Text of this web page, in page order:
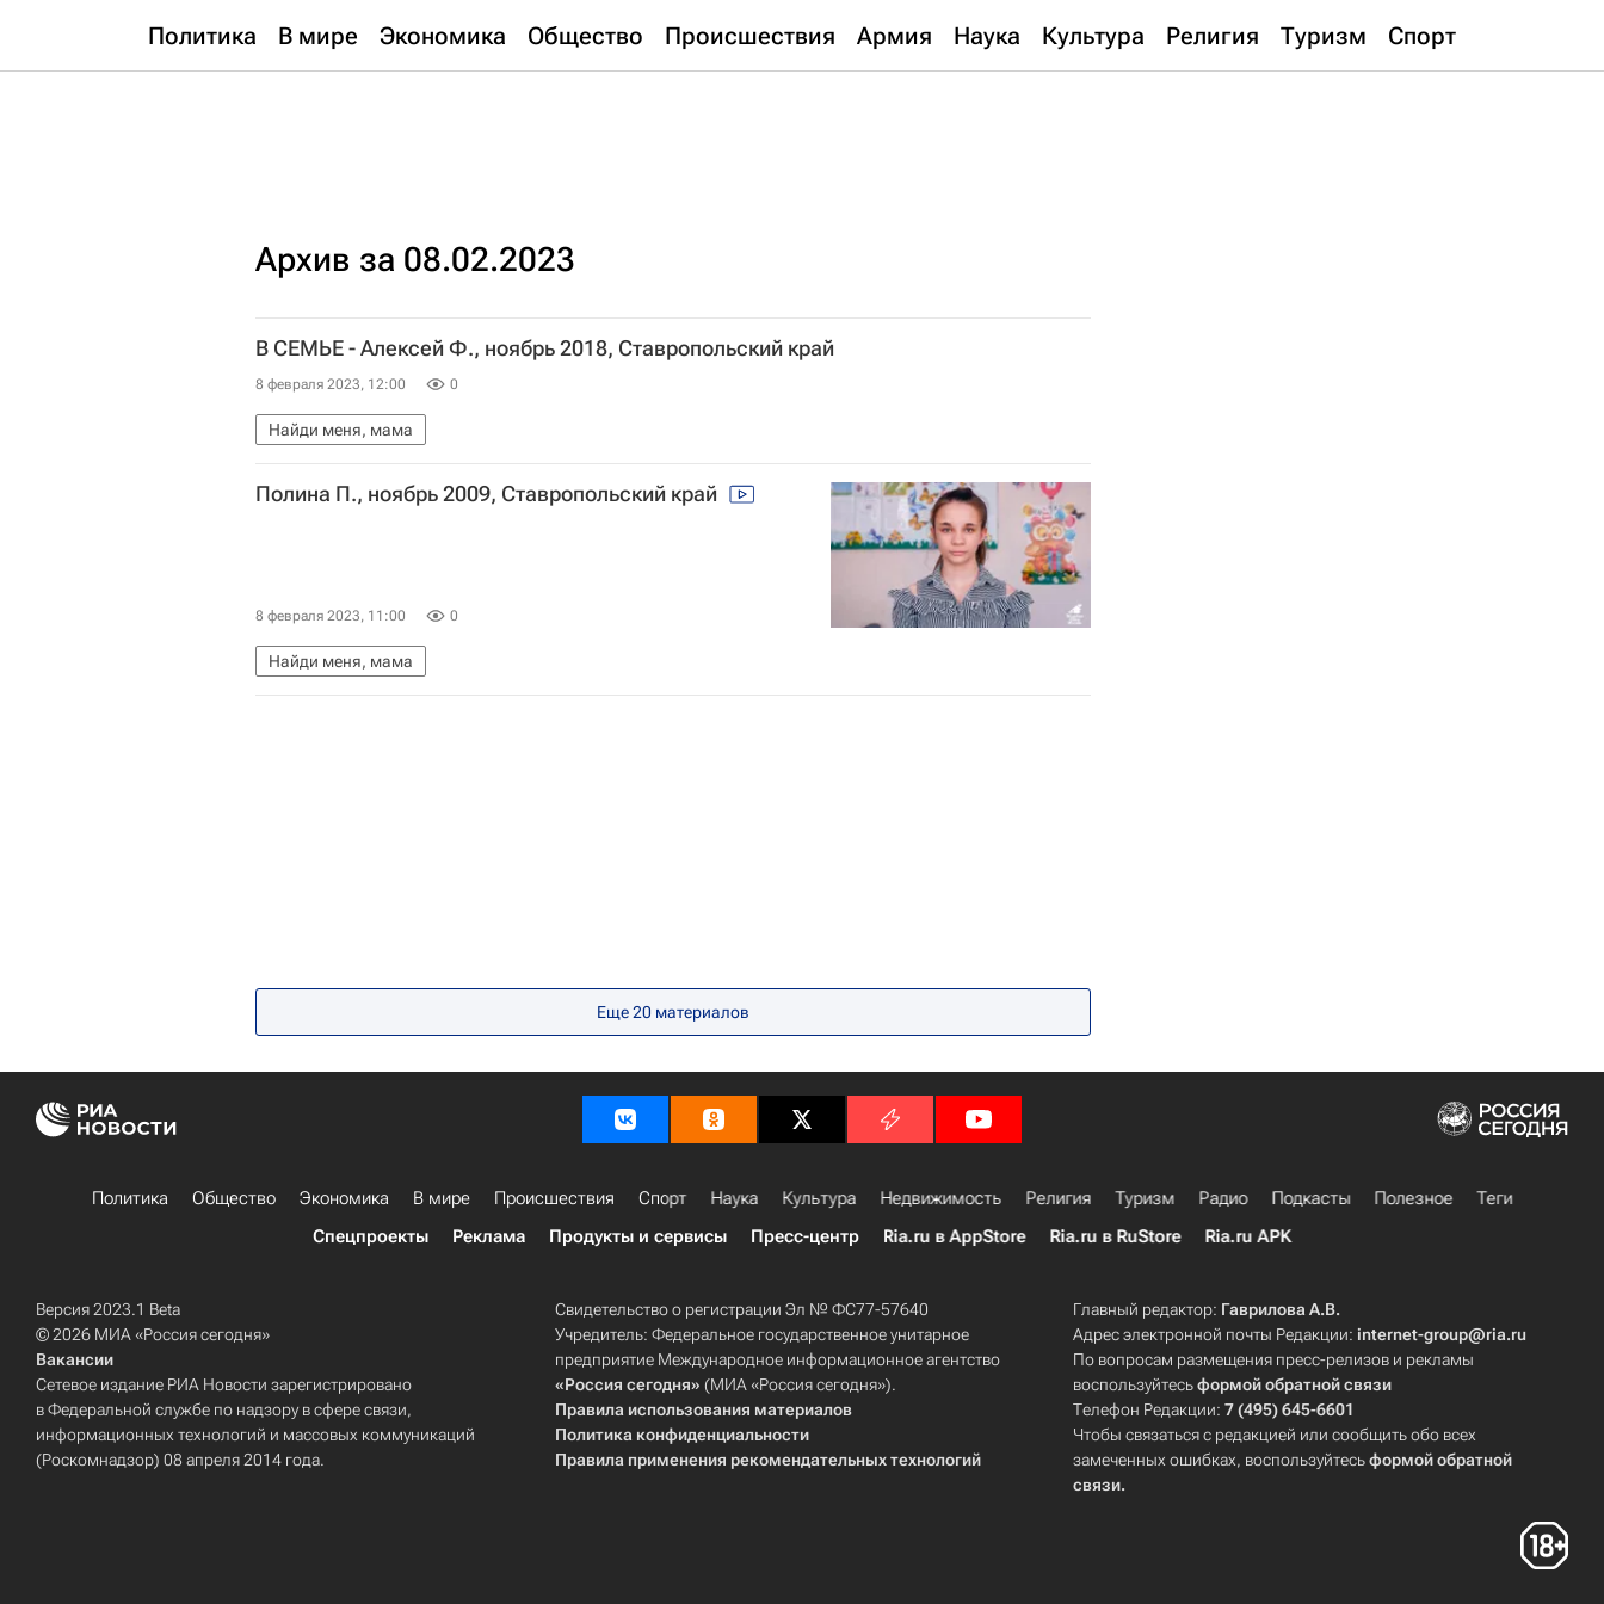
Политика В мире Экономика Общество Происшествия Армия Наука Культура Религия Туризм Спорт
Архив за 08.02.2023
В СЕМЬЕ - Алексей Ф., ноябрь 2018, Ставропольский край
8 февраля 2023, 12:00 0
Найди меня, мама
Полина П., ноябрь 2009, Ставропольский край
8 февраля 2023, 11:00 0
Найди меня, мама
Еще 20 материалов
Политика Общество Экономика В мире Происшествия Спорт Наука Культура Недвижимость Религия Туризм Радио Подкасты Полезное
Теги
Спецпроекты
Реклама Продукты и сервисы Пресс-центр Ria.ru в AppStore Ria.ru в RuStore Ria.ru APK
Версия 2023.1 Beta
© 2026 МИА «Россия сегодня»
Вакансии
Сетевое издание РИА Новости зарегистрировано
в Федеральной службе по надзору в сфере связи,
информационных технологий и массовых коммуникаций
(Роскомнадзор) 08 апреля 2014 года.
Свидетельство о регистрации Эл № ФС77-57640
Учредитель: Федеральное государственное унитарное
предприятие Международное информационное агентство
«Россия сегодня» (МИА «Россия сегодня»).
Правила использования материалов
Политика конфиденциальности
Правила применения рекомендательных технологий
Главный редактор: Гаврилова А.В.
Адрес электронной почты Редакции:internet-group@ria.ru
По вопросам размещения пресс-релизов и рекламы
воспользуйтесьформой обратной связи
Телефон Редакции:7 (495) 645-6601
Чтобы связаться с редакцией или сообщить обо всех
замеченных ошибках, воспользуйтесьформой обратной
связи.